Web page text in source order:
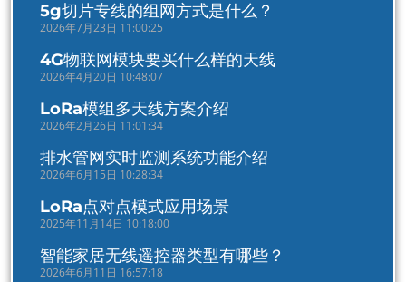
5g切片专线的组网方式是什么？
2026年7月23日 11:00:25
4G物联网模块要买什么样的天线
2026年4月20日 10:48:07
LoRa模组多天线方案介绍
2026年2月26日 11:01:34
排水管网实时监测系统功能介绍
2026年6月15日 10:28:34
LoRa点对点模式应用场景
2025年11月14日 10:18:00
智能家居无线遥控器类型有哪些？
2026年6月11日 16:57:18